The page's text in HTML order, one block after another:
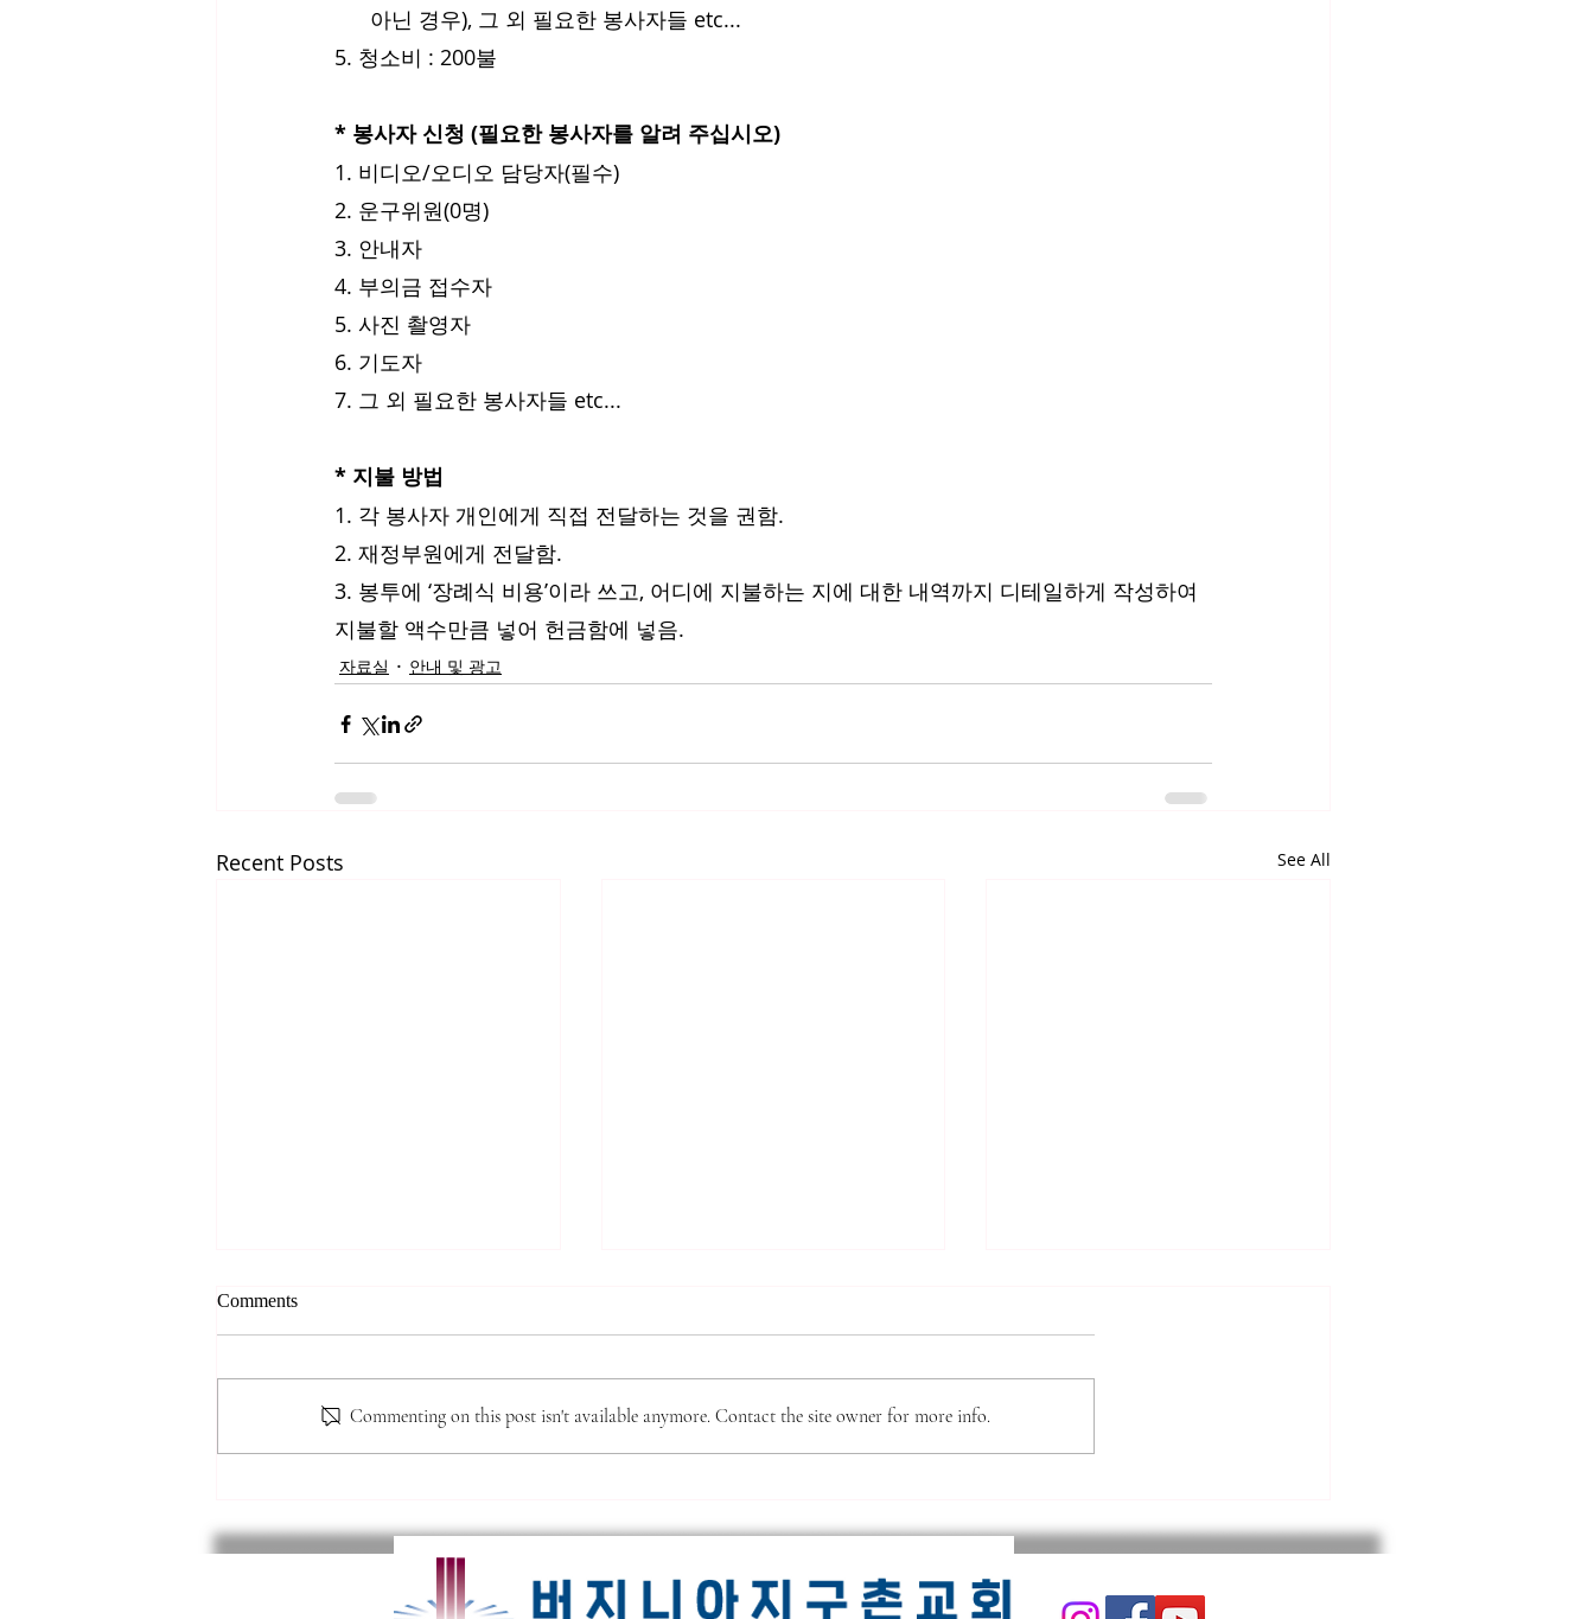
      아닌 경우), 그 외 필요한 봉사자들 etc...
5. 청소비 : 200불
* 봉사자 신청 (필요한 봉사자를 알려 주십시오)
1. 비디오/오디오 담당자(필수)
2. 운구위원(0명)
3. 안내자
4. 부의금 접수자
5. 사진 촬영자
6. 기도자
7. 그 외 필요한 봉사자들 etc...
* 지불 방법
1. 각 봉사자 개인에게 직접 전달하는 것을 권함.
2. 재정부원에게 전달함.
3. 봉투에 ‘장례식 비용’이라 쓰고, 어디에 지불하는 지에 대한 내역까지 디테일하게 작성하여
지불할 액수만큼 넣어 헌금함에 넣음.
자료실 안내 및 광고
Recent Posts See All
*** 알리는 말씀 (7.31.2026)
‘제직 훈련’이 9월 6일(주일) 주간
부터 시작됩니다. 이 훈련은 10주
는 새생명반, 새가족반, 목자론, 제
직 오리엔테이션이 있습니다. 교재
성공, 지배)을 버리고 영적인 시각
으로 삶을 재해석해야 한다. * 적
대적하는 악의 세력(사탄과 귀신)
이나 논리가 아닌, 말씀에 근거한
니아 지구촌교회가 함께 섬긴 ‘샬
었습니다. 이번 두 번째 영상은 그
교팀의 사역"을 중심으로 담았습
Comments
Commenting on this post isn't available anymore. Contact the site owner for more info.